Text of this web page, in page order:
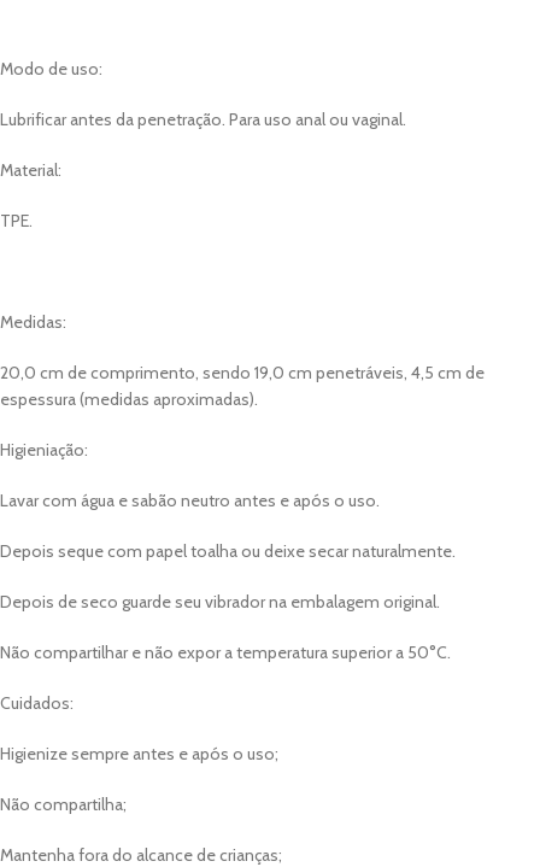
Modo de uso:
Lubrificar antes da penetração. Para uso anal ou vaginal.
Material:
TPE.
Medidas:
20,0 cm de comprimento, sendo 19,0 cm penetráveis, 4,5 cm de
espessura (medidas aproximadas).
Higieniação:
Lavar com água e sabão neutro antes e após o uso.
Depois seque com papel toalha ou deixe secar naturalmente.
Depois de seco guarde seu vibrador na embalagem original.
Não compartilhar e não expor a temperatura superior a 50°C.
Cuidados:
Higienize sempre antes e após o uso;
Não compartilha;
Mantenha fora do alcance de crianças;